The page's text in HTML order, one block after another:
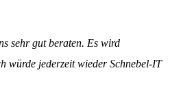
sehr gut beraten. Es wird
würde jederzeit wieder Schnebel-IT